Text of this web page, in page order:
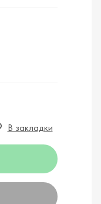
В закладки